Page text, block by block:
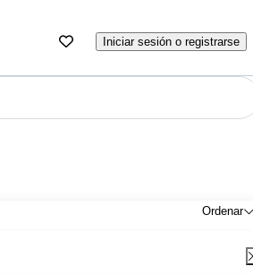
Iniciar sesión o registrarse
Ordenar